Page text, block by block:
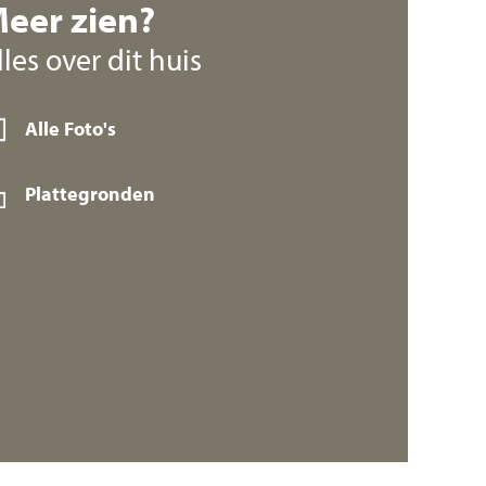
zien?
over dit huis
Alle Foto's
Plattegronden